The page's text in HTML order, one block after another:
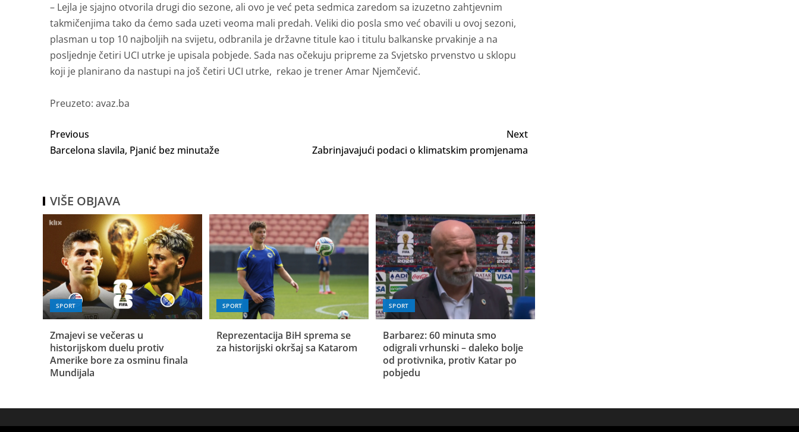
– Lejla je sjajno otvorila drugi dio sezone, ali ovo je već peta sedmica zaredom sa izuzetno zahtjevnim
takmičenjima tako da ćemo sada uzeti veoma mali predah. Veliki dio posla smo već obavili u ovoj sezoni,
plasman u top 10 najboljih na svijetu, odbranila je državne titule kao i titulu balkanske prvakinje a na
posljednje četiri UCI utrke je upisala pobjede. Sada nas očekuju pripreme za Svjetsko prvenstvo u sklopu
koji je planirano da nastupi na još četiri UCI utrke, rekao je trener Amar Njemčević.
Preuzeto: avaz.ba
Previous
Barcelona slavila, Pjanić bez minutaže
Next
Zabrinjavajući podaci o klimatskim promjenama
VIŠE OBJAVA
SPORT
Zmajevi se večeras u
historijskom duelu protiv
Amerike bore za osminu finala
Mundijala
SPORT
Reprezentacija BiH sprema se
za historijski okršaj sa Katarom
SPORT
Barbarez: 60 minuta smo
odigrali vrhunski – daleko bolje
od protivnika, protiv Katar po
pobjedu